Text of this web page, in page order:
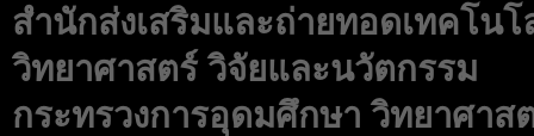
สำนักส่งเสริมและถ่ายทอดเทคโน
วิทยาศาสตร์ วิจัยและนวัตกรรม
กระทรวงการอุดมศึกษา วิทยาศาส